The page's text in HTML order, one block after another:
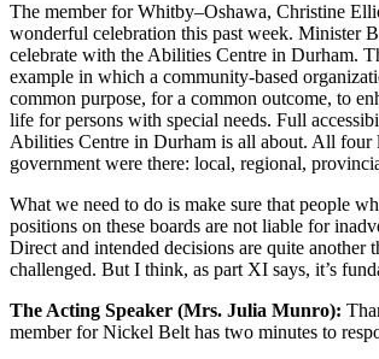
The member for Whitby–Oshawa, Christine
wonderful celebration this past week. Minister
celebrate with the Abilities Centre in Durham.
example in which a community-based
common purpose, for a common outcome, to
life for persons with special needs. Full
Abilities Centre in Durham is all about. All four
government were there: local, regional,
What we need to do is make sure that people
positions on these boards are not liable for
Direct and intended decisions are quite another
challenged. But I think, as part XI says, it’s
The Acting Speaker (Mrs. Julia Munro):
member for Nickel Belt has two minutes to